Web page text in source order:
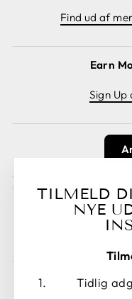
Find ud af
Earn
Sign Up
TILMELD
NYE
Tidlig